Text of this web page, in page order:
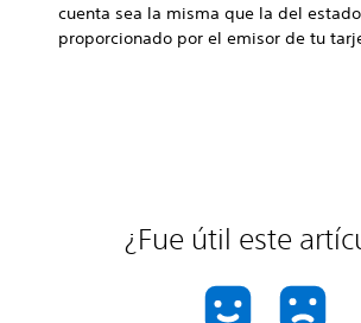
cuenta sea la misma que la del
proporcionado por el emisor de tu
¿Fue útil este